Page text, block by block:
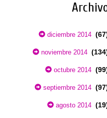
diciembre 2014
noviembre 2014
octubre 2014
septiembre 2014
agosto 2014